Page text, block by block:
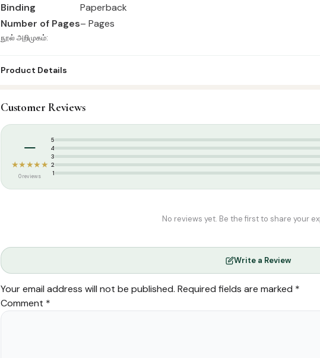
Binding
Paperback
Number of Pages– Pages
நூல் அறிமுகம்:
Product Details
Categories: Seerah & History
Tags:
Customer Reviews
–
★★★★★
0 reviews
5
4
3
2
1
No reviews yet. Be the first to share your
Write a Review
Your email address will not be published. Required fields are marked *
Comment *